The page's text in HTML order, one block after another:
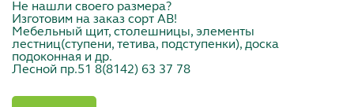
Не нашли своего размера?
Изготовим на заказ сорт АВ!
Мебельный щит, столешницы, элементы
лестниц(ступени, тетива, подступенки), доска
подоконная и др.
Лесной пр.51 8(8142) 63 37 78